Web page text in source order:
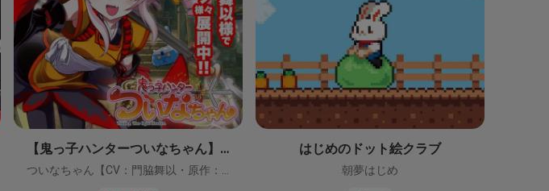
【鬼っ子ハンターついなちゃん】（CV：門脇舞以）プロジェクト！ はじめのドット絵クラブ
朝夢はじめ